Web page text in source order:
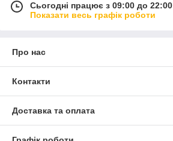
Сьогодні працює з 09:00 до 22:00
Показати весь графік роботи
Про нас
Контакти
Доставка та оплата